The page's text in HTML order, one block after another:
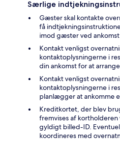
Særlige
Gæster skal kontakte
få
imod gæster ved
Kontakt venligst
kontaktoplysningerne i
din ankomst for at
Kontakt venligst
kontaktoplysningerne i
planlægger at ankomme
Kreditkortet, der blev
fremvises af
gyldigt billed-ID.
koordineres med